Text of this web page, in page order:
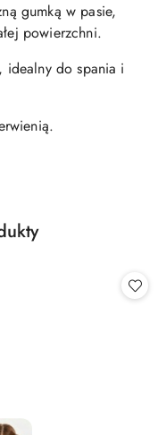
gumką w pasie,
powierzchni.
idealny do spania i